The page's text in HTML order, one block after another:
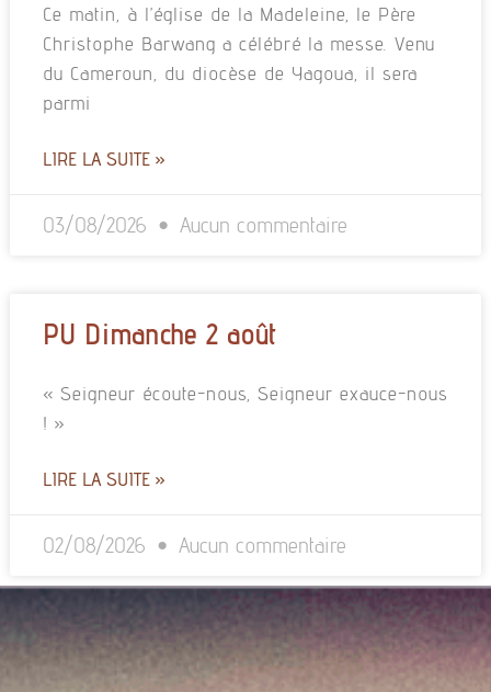
Ce matin, à l’église de la Madeleine, le Père
Christophe Barwang a célébré la messe. Venu
du Cameroun, du diocèse de Yagoua, il sera
parmi
LIRE LA SUITE »
03/08/2026 Aucun commentaire
PU Dimanche 2 août
« Seigneur écoute-nous, Seigneur exauce-nous
! »
LIRE LA SUITE »
02/08/2026 Aucun commentaire